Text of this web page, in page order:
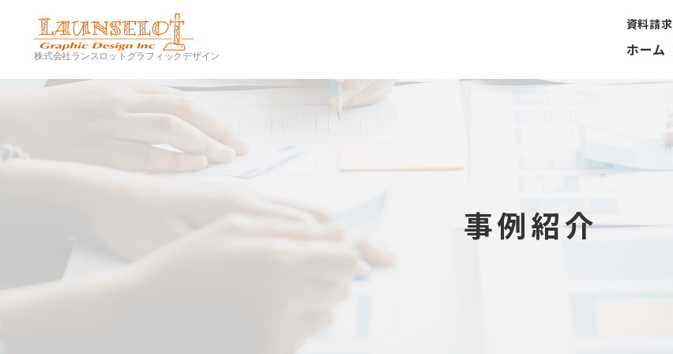
株式会社ランスロットグラフィックデザイン
資料請求
ホーム
事例紹介